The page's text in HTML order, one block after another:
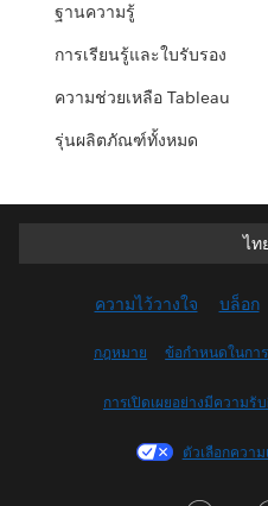
ฐานความรู้
การเรียนรู้และใบรับรอง
ความช่วยเหลือ Tableau
รุ่นผลิตภัณฑ์ทั้งหมด
ไท
ไท
Français
ความไว้วางใจ บล็อก
กฎหมาย ข้อกำหนดในกา
การเปิดเผยอย่างมีความรั
ตัวเลือกควา